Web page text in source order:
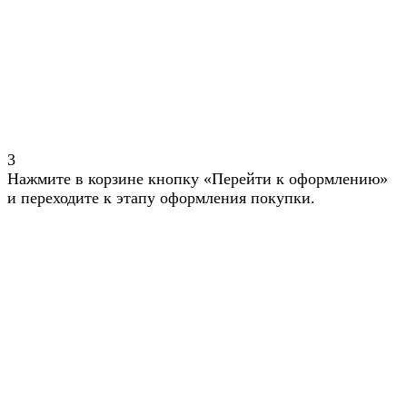
3
Нажмите в корзине кнопку «Перейти к оформлению»
и переходите к этапу оформления покупки.